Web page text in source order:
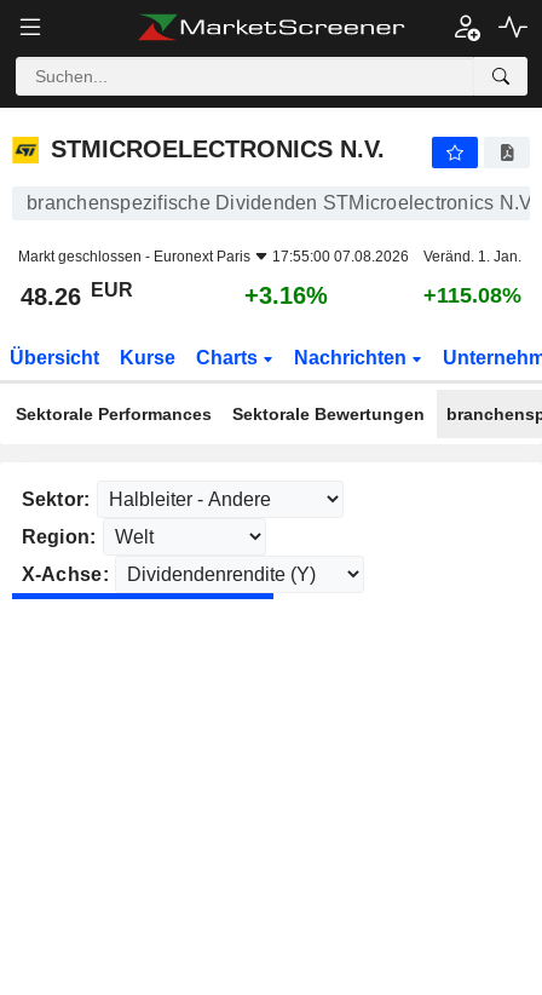
STMICROELECTRONICS N.V.
STMICROELECTRONICS N.V.
branchenspezifische Dividenden STMicroelectronics N.V.
Markt geschlossen - Euronext Paris 17:55:00 07.08.2026 Veränd. 1. Jan.
48.26 EUR +3.16% +115.08%
Übersicht Kurse Charts Nachrichten
Sektorale Performances Sektorale Bewertungen
Sektor:
Region:
X-Achse: